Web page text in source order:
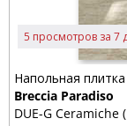
5 просмотров за 7
Напольная плитка
Breccia Paradiso
DUE-G Ceramiche